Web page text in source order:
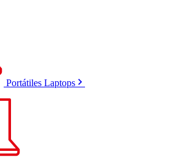
Portátiles Laptops